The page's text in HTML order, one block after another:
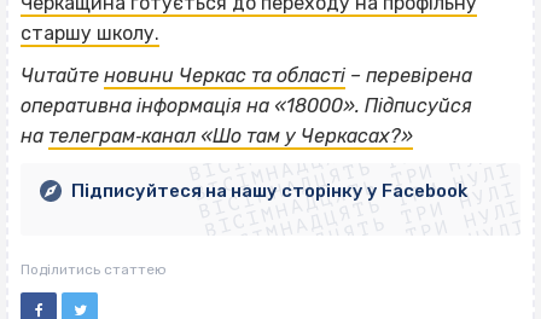
старшу школу.
Читайте новини Черкас та області – перевірена
оперативна інформація на «18000». Підписуйся
на телеграм‐канал «Шо там у Черкасах?»
ВІСІМНАДЦЯТЬ ТРИ НУЛІ
ВІСІМНАДЦЯТЬ ТРИ НУЛІ
ВІСІМНАДЦЯТЬ ТРИ НУЛІ
ВІСІМНАДЦЯТЬ ТРИ НУЛІ
ВІСІМНАДЦЯТЬ ТРИ НУЛІ
ВІСІМНАДЦЯТЬ ТРИ НУЛІ
ВІСІМНАДЦЯТЬ ТРИ НУЛІ
ВІСІМНАДЦЯТЬ ТРИ НУЛІ
Підписуйтеся на нашу сторінку у Facebook
Поділитись статтею